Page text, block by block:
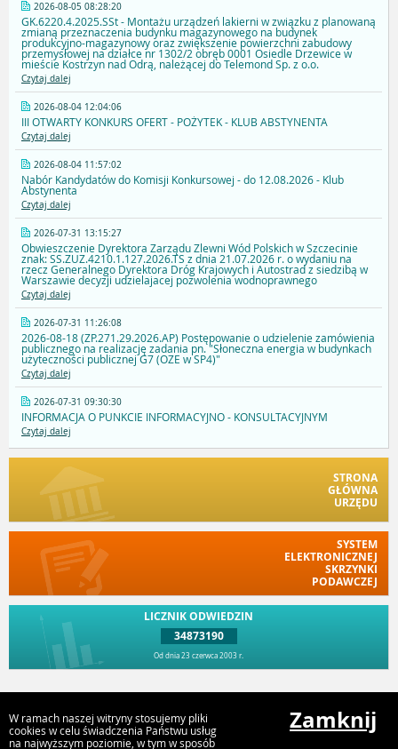
2026-08-05 08:28:20
GK.6220.4.2025.SSt - Montażu urządzeń lakierni w związku z planowaną
zmianą przeznaczenia budynku magazynowego na budynek
produkcyjno-magazynowy oraz zwiększenie powierzchni zabudowy
przemysłowej na działce nr 1302/2 obręb 0001 Osiedle Drzewice w
mieście Kostrzyn nad Odrą, należącej do Telemond Sp. z o.o.
Czytaj dalej
2026-08-04 12:04:06
III OTWARTY KONKURS OFERT - POŻYTEK - KLUB ABSTYNENTA
Czytaj dalej
2026-08-04 11:57:02
Nabór Kandydatów do Komisji Konkursowej - do 12.08.2026 - Klub
Abstynenta
Czytaj dalej
2026-07-31 13:15:27
Obwieszczenie Dyrektora Zarządu Zlewni Wód Polskich w Szczecinie
znak: SS.ZUZ.4210.1.127.2026.TS z dnia 21.07.2026 r. o wydaniu na
rzecz Generalnego Dyrektora Dróg Krajowych i Autostrad z siedzibą w
Warszawie decyzji udzielajacej pozwolenia wodnoprawnego
Czytaj dalej
2026-07-31 11:26:08
2026-08-18 (ZP.271.29.2026.AP) Postępowanie o udzielenie zamówienia
publicznego na realizację zadania pn. "Słoneczna energia w budynkach
użyteczności publicznej G7 (OZE w SP4)"
Czytaj dalej
2026-07-31 09:30:30
INFORMACJA O PUNKCIE INFORMACYJNO - KONSULTACYJNYM
Czytaj dalej
STRONA
GŁÓWNA
URZĘDU
SYSTEM
ELEKTRONICZNEJ
SKRZYNKI
PODAWCZEJ
LICZNIK ODWIEDZIN
34873190
Od dnia 23 czerwca 2003 r.
W ramach naszej witryny stosujemy pliki
cookies w celu świadczenia Państwu usług
na najwyższym poziomie, w tym w sposób
Zamknij